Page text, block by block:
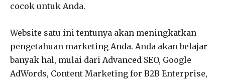
cocok untuk Anda.
Website satu ini tentunya akan meningkatkan
pengetahuan marketing Anda. Anda akan belajar
banyak hal, mulai dari Advanced SEO, Google
AdWords, Content Marketing for B2B Enterprise,